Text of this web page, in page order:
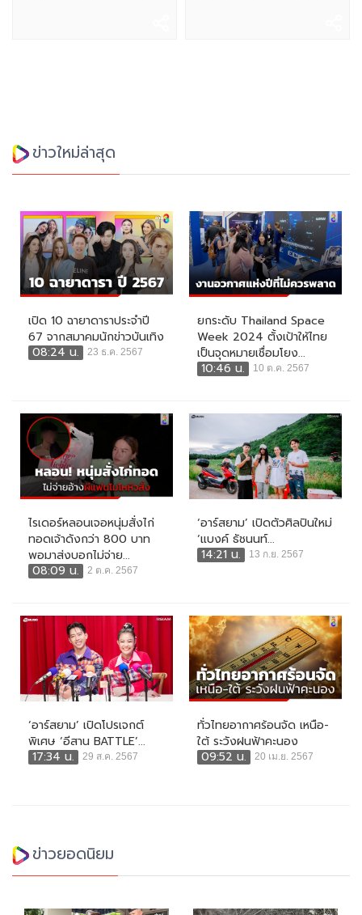
ข่าวใหม่ล่าสุด
เปิด 10 ฉายาดาราประจำปี
67 จากสมาคมนักข่าวบันเทิง
08:24 น.
23 ธ.ค. 2567
ยกระดับ Thailand Space
Week 2024 ตั้งเป้าให้ไทย
เป็นจุดหมายเชื่อมโยง...
10:46 น.
10 ต.ค. 2567
ไรเดอร์หลอนเจอหนุ่มสั่งไก่
ทอดเจ้าดังกว่า 800 บาท
พอมาส่งบอกไม่จ่าย...
08:09 น.
2 ต.ค. 2567
‘อาร์สยาม’ เปิดตัวศิลปินใหม่
‘แบงค์ ธัชนนท์...
14:21 น.
13 ก.ย. 2567
‘อาร์สยาม’ เปิดโปรเจกต์
พิเศษ ‘อีสาน BATTLE’...
17:34 น.
29 ส.ค. 2567
ทั่วไทยอากาศร้อนจัด เหนือ-
ใต้ ระวังฝนฟ้าคะนอง
09:52 น.
20 เม.ย. 2567
ข่าวยอดนิยม